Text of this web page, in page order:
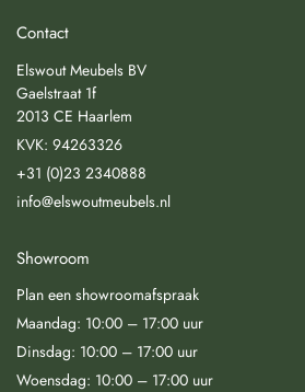
Contact
Elswout Meubels BV
Gaelstraat 1f
2013 CE Haarlem
KVK: 94263326
+31 (0)23 2340888
info@elswoutmeubels.nl
Showroom
Plan een showroomafspraak
Maandag: 10:00 – 17:00 uur
Dinsdag: 10:00 – 17:00 uur
Woensdag: 10:00 – 17:00 uur